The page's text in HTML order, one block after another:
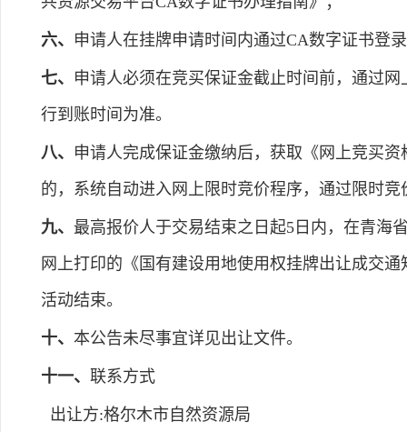
六、 申请人在挂牌申请时间内通过CA数字证书登
七、
申请人必须在竞买保证金截止时间前，通过
行到账时间为准。
八、
申请人完成保证金缴纳后，获取《网上竞买
的，系统自动进入网上限时竞价程序，通过限时
九、 最高报价人于交易结束之日起5日内，在青海
网上打印的《国有建设用地使用权挂牌出让成交
活动结束。
十、 本公告未尽事宜详见出让文件。
十一、 联系方式
出让方:格尔木市自然资源局